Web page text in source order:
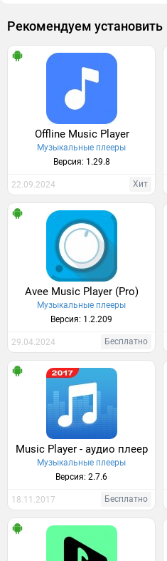
Рекомендуем установить
Offline Music Player
Музыкальные плееры
Версия: 1.29.8
22.09.2024 Хит
Avee Music Player (Pro)
Музыкальные плееры
Версия: 1.2.209
29.04.2024 Бесплатно
Music Player - аудио плеер
Музыкальные плееры
Версия: 2.7.6
18.11.2017 Бесплатно